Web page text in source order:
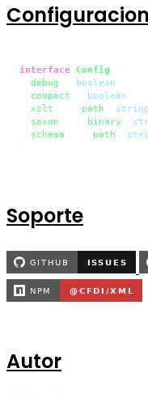
Configuracion
interface Config
debug
boolean
compact
boolean
xslt
path string
saxon
binary
schema
path
Soporte
Autor